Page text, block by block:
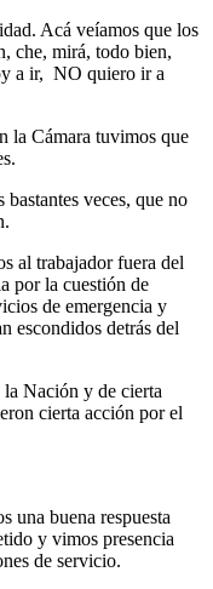
Acá veíamos que los
che, mirá, todo bien,
a ir, NO quiero ir a
la Cámara tuvimos que
veces, que no
al trabajador fuera del
por la cuestión de
de emergencia y
escondidos detrás del
Nación y de cierta
cierta acción por el
una buena respuesta
y vimos presencia
de servicio.